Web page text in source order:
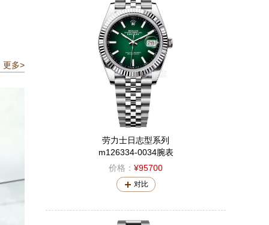
更多>
劳力士日志型系列
m126334-0034腕表
价格： ¥95700
对比